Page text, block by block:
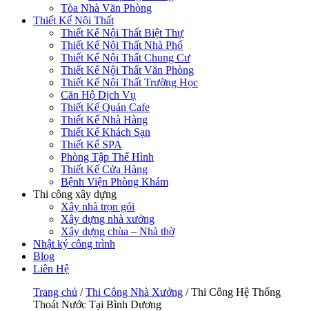
Tòa Nhà Văn Phòng
Thiết Kế Nội Thất
Thiết Kế Nội Thất Biệt Thự
Thiết Kế Nội Thất Nhà Phố
Thiết Kế Nội Thất Chung Cư
Thiết Kế Nội Thất Văn Phòng
Thiết Kế Nội Thất Trường Học
Căn Hộ Dịch Vụ
Thiết Kế Quán Cafe
Thiết Kế Nhà Hàng
Thiết Kế Khách Sạn
Thiết Kế SPA
Phòng Tập Thể Hình
Thiết Kế Cửa Hàng
Bệnh Viện Phòng Khám
Thi công xây dựng
Xây nhà trọn gói
Xây dựng nhà xưởng
Xây dựng chùa – Nhà thờ
Nhật ký công trình
Blog
Liên Hệ
Trang chủ /Thi Công Nhà Xưởng / Thi Công Hệ Thống
Thoát Nước Tại Bình Dương